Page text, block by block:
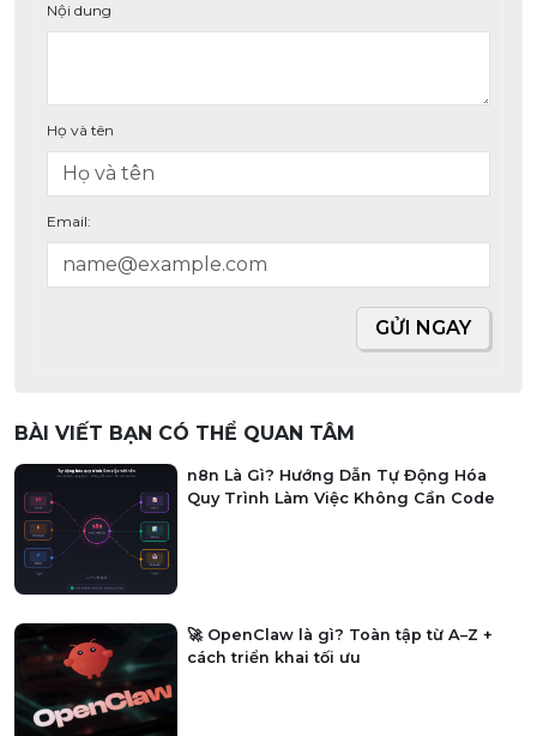
Nội dung
Họ và tên
Email:
GỬI NGAY
BÀI VIẾT BẠN CÓ THỂ QUAN TÂM
n8n Là Gì? Hướng Dẫn Tự Động Hóa
Quy Trình Làm Việc Không Cần Code
🚀 OpenClaw là gì? Toàn tập từ A–Z +
cách triển khai tối ưu